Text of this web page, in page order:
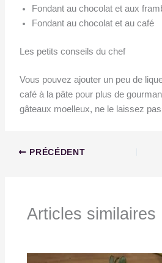
Fondant au chocolat et aux
Fondant au chocolat et au café
Les petits conseils du chef
Vous pouvez ajouter un peu de
café à la pâte pour plus de
gâteaux moelleux, ne le laissez
PRÉCÉDENT
Articles similaires